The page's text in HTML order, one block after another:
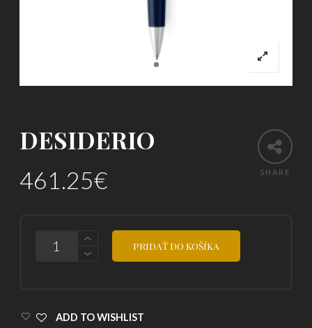
SHARE
DESIDERIO
461.25€
PRIDAŤ DO KOŠÍKA
ADD TO WISHLIST